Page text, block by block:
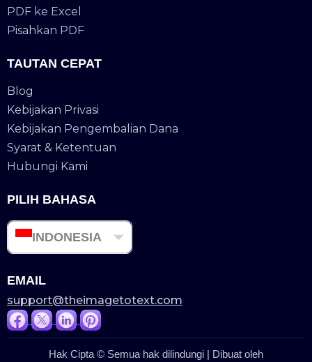
PDF ke Excel
Pisahkan PDF
TAUTAN CEPAT
Blog
Kebijakan Privasi
Kebijakan Pengembalian Dana
Syarat & Ketentuan
Hubungi Kami
PILIH BAHASA
INDONESIA
EMAIL
support@theimagetotext.com
Hak Cipta © Semua hak dilindungi | Dibuat oleh